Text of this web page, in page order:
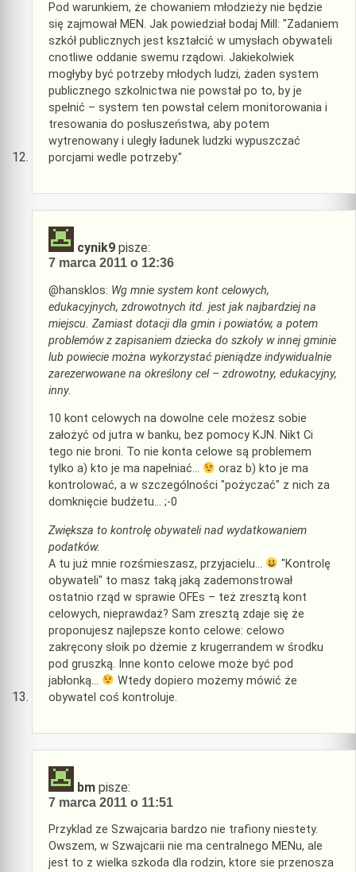
Pod warunkiem, że chowaniem młodzieży nie będzie
się zajmował MEN. Jak powiedział bodaj Mill: "Zadaniem
szkół publicznych jest kształcić w umysłach obywateli
cnotliwe oddanie swemu rządowi. Jakiekolwiek
mogłyby być potrzeby młodych ludzi, żaden system
publicznego szkolnictwa nie powstał po to, by je
spełnić – system ten powstał celem monitorowania i
tresowania do posłuszeństwa, aby potem
wytrenowany i uległy ładunek ludzki wypuszczać
porcjami wedle potrzeby."
cynik9 pisze:
7 marca 2011 o 12:36
@hansklos: Wg mnie system kont celowych,
edukacyjnych, zdrowotnych itd. jest jak najbardziej na
miejscu. Zamiast dotacji dla gmin i powiatów, a potem
problemów z zapisaniem dziecka do szkoły w innej gminie
lub powiecie można wykorzystać pieniądze indywidualnie
zarezerwowane na określony cel – zdrowotny, edukacyjny,
inny.
10 kont celowych na dowolne cele możesz sobie
założyć od jutra w banku, bez pomocy KJN. Nikt Ci
tego nie broni. To nie konta celowe są problemem
tylko a) kto je ma napełniać…
oraz b) kto je ma
kontrolować, a w szczególności "pożyczać" z nich za
domknięcie budżetu… ;-0
Zwiększa to kontrolę obywateli nad wydatkowaniem
podatków.
A tu już mnie rozśmieszasz, przyjacielu…
"Kontrolę
obywateli" to masz taką jaką zademonstrował
ostatnio rząd w sprawie OFEs – też zresztą kont
celowych, nieprawdaż? Sam zresztą zdaje się że
proponujesz najlepsze konto celowe: celowo
zakręcony słoik po dżemie z krugerrandem w środku
pod gruszką. Inne konto celowe może być pod
jabłonką…
Wtedy dopiero możemy mówić że
obywatel coś kontroluje.
bm pisze:
7 marca 2011 o 11:51
Przyklad ze Szwajcaria bardzo nie trafiony niestety.
Owszem, w Szwajcarii nie ma centralnego MENu, ale
jest to z wielka szkoda dla rodzin, ktore sie przenosza